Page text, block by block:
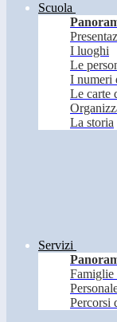
Scuola
I luoghi
Le
I numeri
Le carte
La storia
Servizi
Famiglie
Percorsi